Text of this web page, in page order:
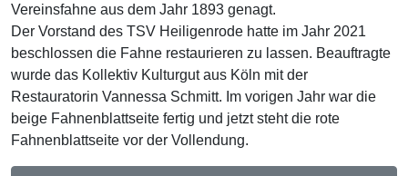
Vereinsfahne aus dem Jahr 1893 genagt.
Der Vorstand des TSV Heiligenrode hatte im Jahr 2021
beschlossen die Fahne restaurieren zu lassen. Beauftragte
wurde das Kollektiv Kulturgut aus Köln mit der
Restauratorin Vannessa Schmitt. Im vorigen Jahr war die
beige Fahnenblattseite fertig und jetzt steht die rote
Fahnenblattseite vor der Vollendung.